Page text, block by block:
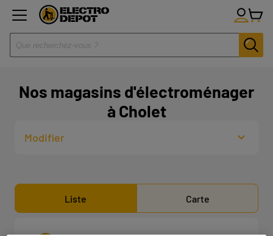
Nos magasins d'électroménager
à Cholet
Modifier
Liste Carte